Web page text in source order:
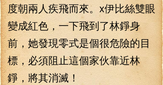
度朝兩人疾飛而來。x伊比絲雙眼
變成紅色，一下飛到了林錚身
前，她發現零式是個很危險的目
標，必須阻止這個家伙靠近林
錚，將其消滅！